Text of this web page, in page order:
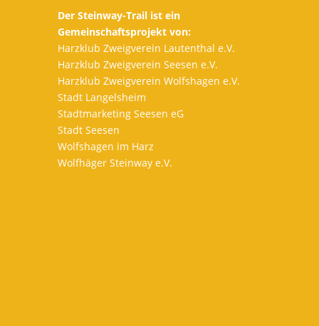
Der Steinway-Trail ist ein
Gemeinschaftsprojekt von:
Harzklub Zweigverein Lautenthal e.V.
Harzklub Zweigverein Seesen e.V.
Harzklub Zweigverein Wolfshagen e.V.
Stadt Langelsheim
Stadtmarketing Seesen eG
Stadt Seesen
Wolfshagen im Harz
Wolfhäger Steinway e.V.